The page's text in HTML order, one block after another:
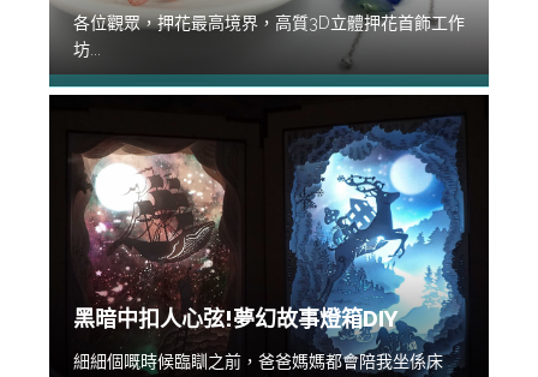
各位觀眾，押花最高境界，高質3D立體押花首飾工作
坊...
黑暗中扣人心弦!夢幻故事燈箱DIY
細細個嘅時候臨瞓之前，爸爸媽媽都會陪我坐係床